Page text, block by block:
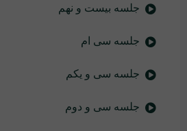
جلسه بیست و نهم
جلسه سی ام
جلسه سی و یکم
جلسه سی و دوم